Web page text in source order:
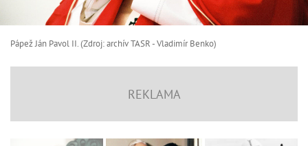
Pápež Ján Pavol II. (Zdroj: archív TASR - Vladimír Benko)